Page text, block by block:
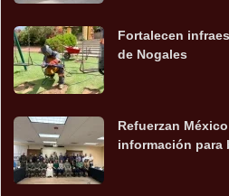
Fortalecen
de Nogales
Refuerzan
información para